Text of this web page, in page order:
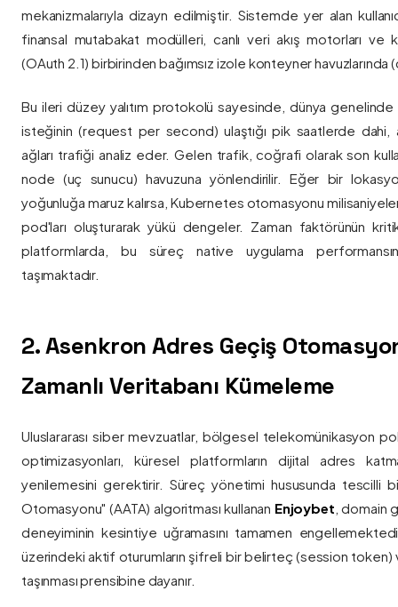
mekanizmalarıyla dizayn edilmiştir. Sistemde yer alan
finansal mutabakat modülleri, canlı veri akış motorları ve
(OAuth 2.1) birbirinden bağımsız izole konteyner havuzlarında
Bu ileri düzey yalıtım protokolü sayesinde, dünya genelinde
isteğinin (request per second) ulaştığı pik saatlerde dahi,
ağları trafiği analiz eder. Gelen trafik, coğrafi olarak son
node (uç sunucu) havuzuna yönlendirilir. Eğer bir
yoğunluğa maruz kalırsa, Kubernetes otomasyonu
pod'ları oluşturarak yükü dengeler. Zaman faktörünün
platformlarda, bu süreç native uygulama
taşımaktadır.
2. Asenkron Adres Geçiş
Zamanlı Veritabanı Kümeleme
Uluslararası siber mevzuatlar, bölgesel telekomünikasyon
optimizasyonları, küresel platformların dijital adres
yenilemesini gerektirir. Süreç yönetimi hususunda tescilli
Otomasyonu" (AATA) algoritması kullanan Enjoybet , domain
deneyiminin kesintiye uğramasını tamamen
üzerindeki aktif oturumların şifreli bir belirteç (session token)
taşınması prensibine dayanır.